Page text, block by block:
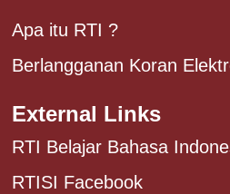
Apa itu RTI ?
Berlangganan Koran
External Links
RTI Belajar Bahasa
RTISI Facebook